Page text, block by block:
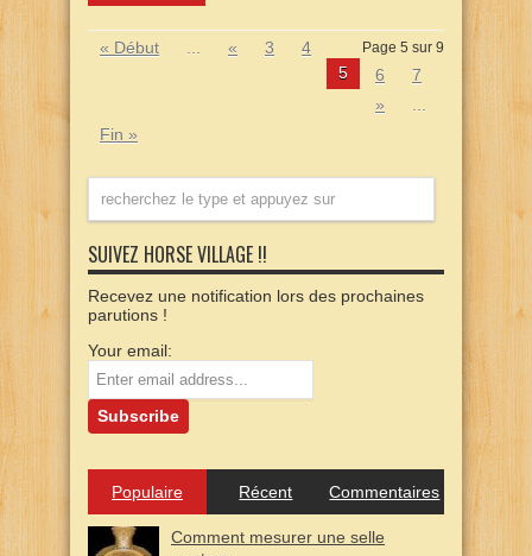
Page 5 sur 9
« Début « 3
4
5
6
7
»
Fin »
SUIVEZ HORSE VILLAGE !!
Recevez une notification lors des prochaines
parutions !
Your email:
Populaire Récent Commentaires
Comment mesurer une selle